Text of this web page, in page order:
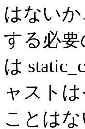
はない
する必
は
ャスト
ことは